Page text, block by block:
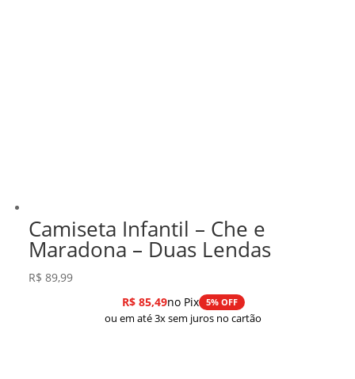
Camiseta Infantil – Che e
Maradona – Duas Lendas
R$ 89,99
R$85,49no Pix 5% OFF
ou em até 3x sem juros no cartão